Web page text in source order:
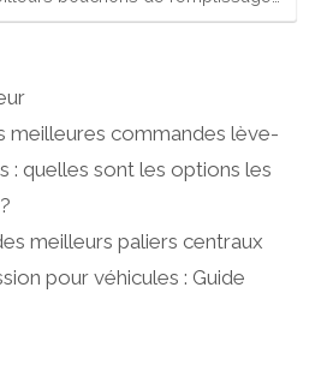
meilleures commandes lève-
: quelles sont les options les
meilleurs paliers centraux
pour véhicules : Guide